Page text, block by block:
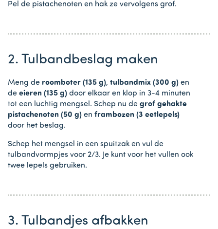
Pel de pistachenoten en hak ze vervolgens grof.
2. Tulbandbeslag maken
Meng de roomboter (135 g), tulbandmix (300 g) en
de eieren (135 g) door elkaar en klop in 3-4 minuten
tot een luchtig mengsel. Schep nu de grof gehakte
pistachenoten (50 g) en frambozen (3 eetlepels)
door het beslag.
Schep het mengsel in een spuitzak en vul de
tulbandvormpjes voor 2/3. Je kunt voor het vullen ook
twee lepels gebruiken.
3. Tulbandjes afbakken